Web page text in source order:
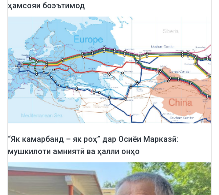
ҳамсояи боэътимод
“Як камарбанд – як роҳ” дар Осиёи Марказӣ:
мушкилоти амниятӣ ва ҳалли онҳо